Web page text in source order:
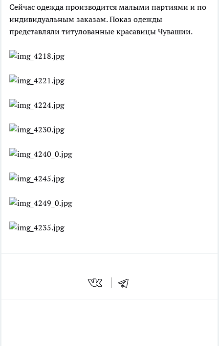
Сейчас одежда производится малыми партиями и по
индивидуальным заказам. Показ одежды
представляли титулованные красавицы Чувашии.